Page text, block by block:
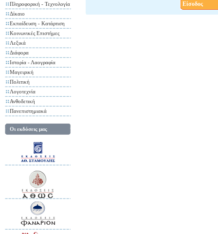
Πληροφορική - Τεχνολογία
Δίκαιο
Εκπαίδευση - Κατάρτιση
Κοινωνικές Επιστήμες
Λεξικά
Διάφορα
Ιστορία - Λαογραφία
Μαγειρική
Πολιτική
Λογοτεχνία
Ανθοδετική
Πανεπιστημιακά
Οι εκδόσεις μας
Είσοδος